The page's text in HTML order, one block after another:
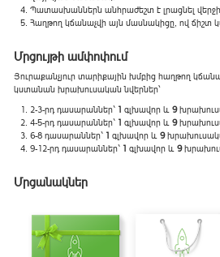
Պատասխաններն անհրաժեշտ է լրացնել
Հաղթող կճանաչվի այն մասնակիցը, ով
Մրցույթի ամփոփում
Յուրաքանչյուր տարիքային խմբից հաղթող
կստանան խրախուսական նվերներ՝
2-3-րդ դասարաններ` 1 գլխավոր և 9
4-5-րդ դասարաններ` 1 գլխավոր և 9
6-8 դասարաններ` 1 գլխավոր և 9
9-12-րդ դասարաններ` 1 գլխավոր և 9
Մրցանակներ